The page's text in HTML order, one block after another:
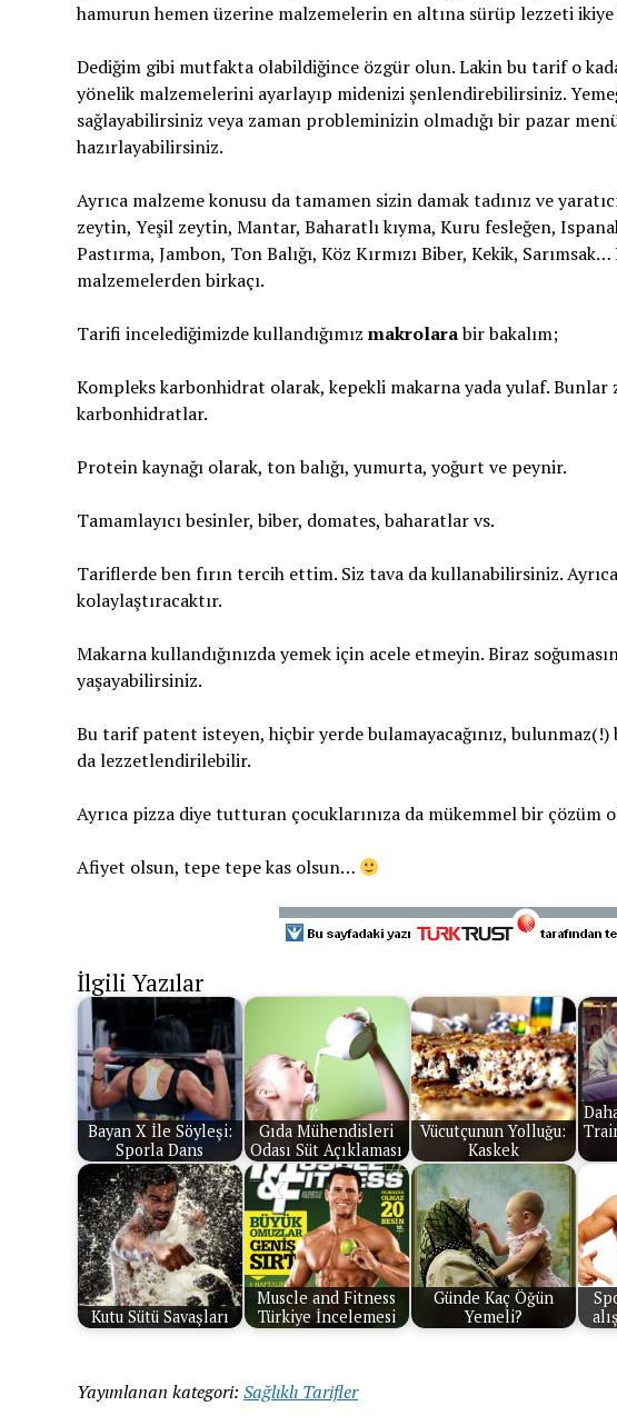
hamurun hemen üzerine malzemelerin en altına sürüp lezzeti
Dediğim gibi mutfakta olabildiğince özgür olun. Lakin bu tarif o
yönelik malzemelerini ayarlayıp midenizi şenlendirebilirsiniz.
sağlayabilirsiniz veya zaman probleminizin olmadığı bir pazar
hazırlayabilirsiniz.
Ayrıca malzeme konusu da tamamen sizin damak tadınız ve
zeytin, Yeşil zeytin, Mantar, Baharatlı kıyma, Kuru fesleğen,
Pastırma, Jambon, Ton Balığı, Köz Kırmızı Biber, Kekik,
malzemelerden birkaçı.
Tarifi incelediğimizde kullandığımız makrolarabir bakalım;
Kompleks karbonhidrat olarak, kepekli makarna yada yulaf. Bunlar
karbonhidratlar.
Protein kaynağı olarak, ton balığı, yumurta, yoğurt ve peynir.
Tamamlayıcı besinler, biber, domates, baharatlar vs.
Tariflerde ben fırın tercih ettim. Siz tava da kullanabilirsiniz.
kolaylaştıracaktır.
Makarna kullandığınızda yemek için acele etmeyin. Biraz
yaşayabilirsiniz.
Bu tarif patent isteyen, hiçbir yerde bulamayacağınız,
da lezzetlendirilebilir.
Ayrıca pizza diye tutturan çocuklarınıza da mükemmel bir çözüm
Afiyet olsun, tepe tepe kas olsun…
İlgili Yazılar
Bayan X İle Söyleşi:
Sporla Dans
Gıda Mühendisleri
Odası Süt Açıklaması
Vücutçunun Yolluğu:
Kaskek
Kutu Sütü Savaşları
Muscle and Fitness
Türkiye İncelemesi
Günde Kaç Öğün
Yemeli?
Yayımlanan kategori: Sağlıklı Tarifler